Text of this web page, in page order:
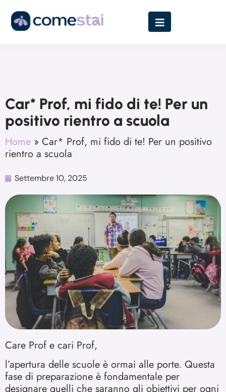
Car* Prof, mi fido di te! Per un
positivo rientro a scuola
Home » Car* Prof, mi fido di te! Per un positivo
rientro a scuola
Settembre 10, 2025
Care Prof e cari Prof,
l’apertura delle scuole è ormai alle porte. Questa
fase di preparazione è fondamentale per
designare quelli che saranno gli obiettivi per ogni